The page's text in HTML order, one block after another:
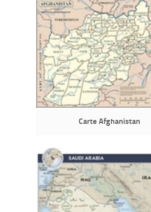
Carte Afghanistan